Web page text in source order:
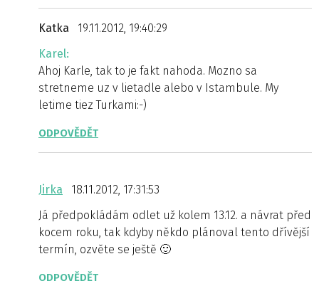
Katka
19.11.2012, 19:40:29
Karel:
Ahoj Karle, tak to je fakt nahoda. Mozno sa
stretneme uz v lietadle alebo v Istambule. My
letime tiez Turkami:-)
ODPOVĚDĚT
Jirka
18.11.2012, 17:31:53
Já předpokládám odlet už kolem 13.12. a návrat před
kocem roku, tak kdyby někdo plánoval tento dřívější
termín, ozvěte se ještě 🙂
ODPOVĚDĚT